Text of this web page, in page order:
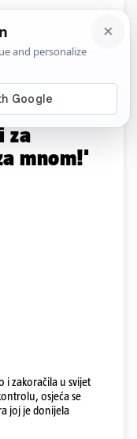
Komentari
sestra,
za
mnom!'
i zakoračila u svijet
osjeća se
joj je donijela